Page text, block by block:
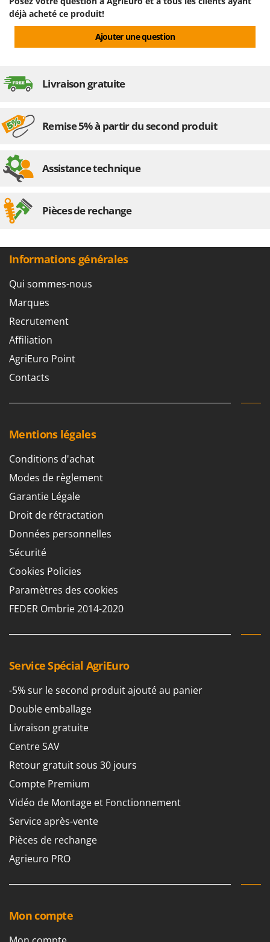
Dimensions emballage(s) original cm (L x l x H)
Poids emballage compris
Temps de montage
déjà acheté ce produit!
Ajouter une question
Livraison gratuite
Remise 5% à partir du second produit
Assistance technique
Pièces de rechange
Informations générales
Qui sommes-nous
Marques
Recrutement
Affiliation
AgriEuro Point
Contacts
Mentions légales
Conditions d'achat
Modes de règlement
Garantie Légale
Droit de rétractation
Données personnelles
Sécurité
Cookies Policies
Paramètres des cookies
FEDER Ombrie 2014-2020
Service Spécial AgriEuro
-5% sur le second produit ajouté au panier
Double emballage
Livraison gratuite
Centre SAV
Retour gratuit sous 30 jours
Compte Premium
Vidéo de Montage et Fonctionnement
Service après-vente
Pièces de rechange
Agrieuro PRO
Mon compte